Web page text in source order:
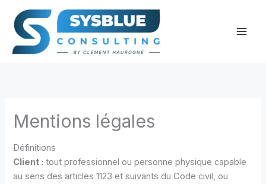
contenu
Mentions légales
Définitions
Client : tout professionnel ou personne physique capable
au sens des articles 1123 et suivants du Code civil, ou